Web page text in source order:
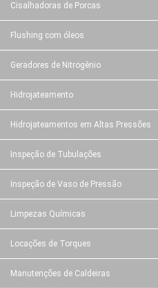
Cisalhadoras de Porcas
Flushing com óleos
Geradores de Nitrogênio
Hidrojateamento
Hidrojateamentos em Altas Pressões
Inspeção de Tubulações
Inspeção de Vaso de Pressão
Limpezas Químicas
Locações de Torques
Manutenções de Caldeiras